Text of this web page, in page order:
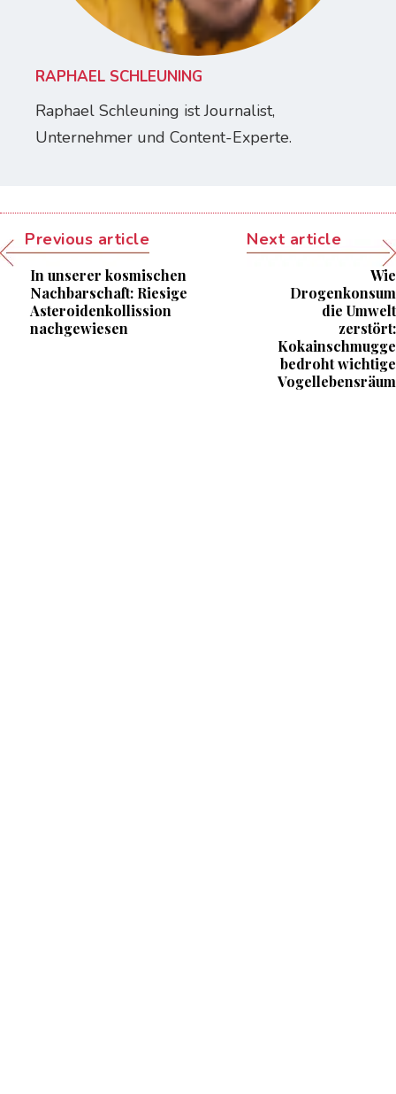
RAPHAEL SCHLEUNING
Raphael Schleuning ist Journalist,
Unternehmer und Content-Experte.
Previous article
In unserer kosmischen
Nachbarschaft: Riesige
Asteroidenkollission
nachgewiesen
Next article
Wie
Drogenkonsum
die Umwelt
zerstört:
bedroht wichtige